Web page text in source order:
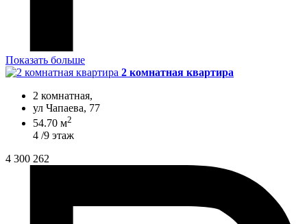
Показать больше
2 комнатная квартира
2 комнатная,
ул Чапаева, 77
54.70 м2
4 /9 этаж
4 300 262